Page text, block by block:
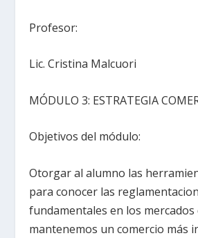
Profesor:
Lic. Cristina Malcuori
MÓDULO 3: ESTRATEGIA
Objetivos del módulo:
Otorgar al alumno las
para conocer las
fundamentales en los mercados
mantenemos un comercio más